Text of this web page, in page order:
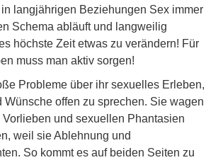
langjährigen Beziehungen Sex immer
Schema abläuft und langweilig
höchste Zeit etwas zu verändern! Für
muss man aktiv sorgen!
Probleme über ihr sexuelles Erleben,
Wünsche offen zu sprechen. Sie wagen
und sexuellen Phantasien
weil sie Ablehnung und
So kommt es auf beiden Seiten zu